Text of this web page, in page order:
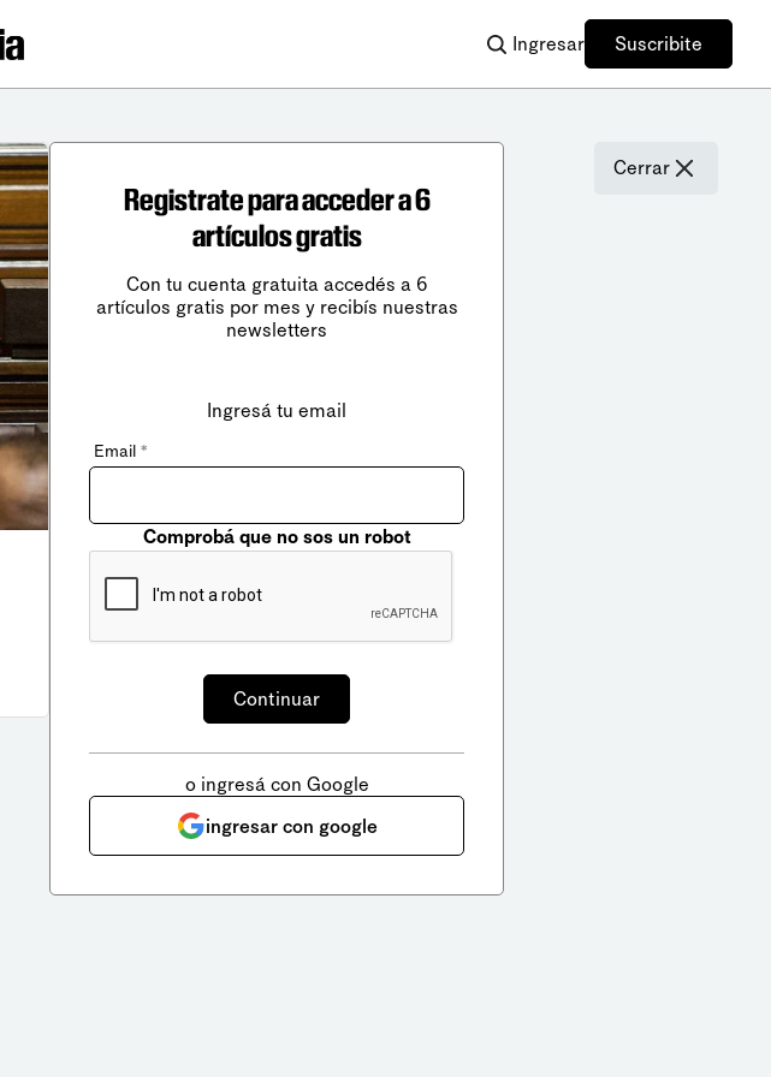
Ingresar Suscribite
Cerrar
Registrate para acceder a 6
artículos gratis
Con tu cuenta gratuita accedés a 6
artículos gratis por mes y recibís nuestras
newsletters
Ingresá tu email
Email *
Comprobá que no sos un robot
o ingresá con Google
ingresar con google